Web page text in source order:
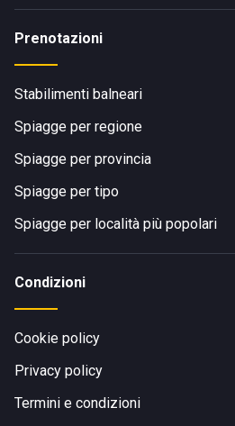
Prenotazioni
Stabilimenti balneari
Spiagge per regione
Spiagge per provincia
Spiagge per tipo
Spiagge per località più popolari
Condizioni
Cookie policy
Privacy policy
Termini e condizioni